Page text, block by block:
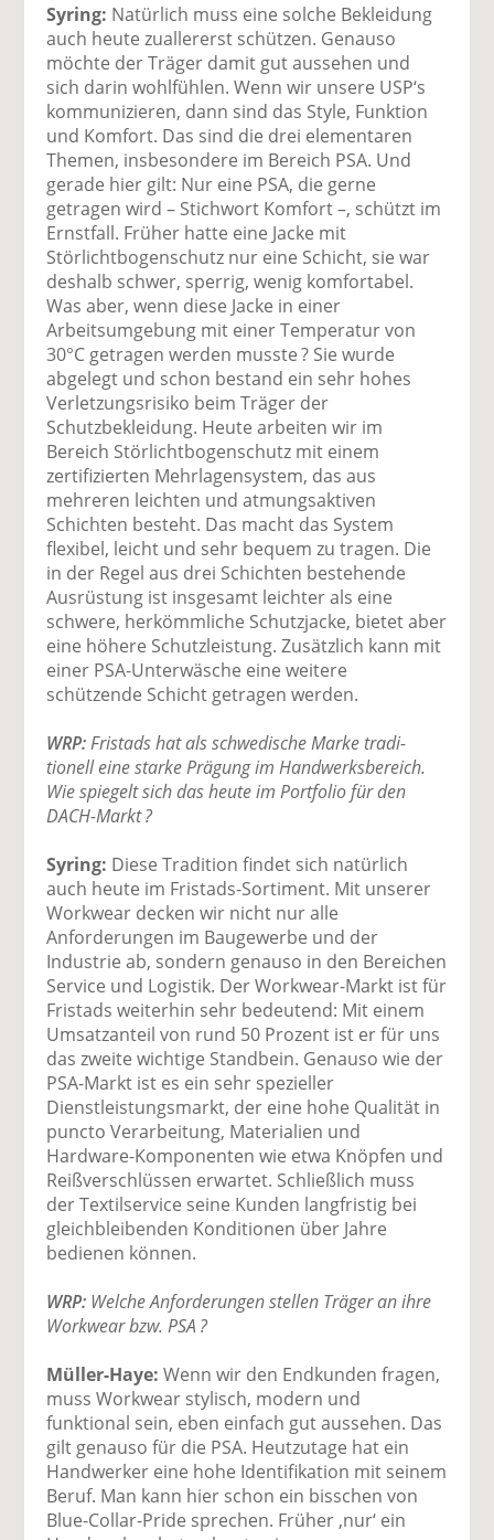
Syring: Natürlich muss eine solche Bekleidung
auch heute zuallererst schützen. Genauso
möchte der Träger damit gut aussehen und
sich darin wohlfühlen. Wenn wir unsere USP‘s
kommunizieren, dann sind das Style, Funktion
und Komfort. Das sind die drei elementaren
Themen, insbesondere im Bereich PSA. Und
gerade hier gilt: Nur eine PSA, die gerne
getragen wird – Stichwort Komfort –, schützt im
Ernstfall. Früher hatte eine Jacke mit
Störlichtbogenschutz nur eine Schicht, sie war
deshalb schwer, sperrig, wenig komfortabel.
Was aber, wenn diese Jacke in einer
Arbeitsumgebung mit einer Temperatur von
30°C getragen werden musste ? Sie wurde
abgelegt und schon bestand ein sehr hohes
Verletzungsrisiko beim Träger der
Schutzbekleidung. Heute arbeiten wir im
Bereich Störlichtbogenschutz mit einem
zertifizierten Mehrlagensystem, das aus
mehreren leichten und atmungsaktiven
Schichten besteht. Das macht das System
flexibel, leicht und sehr bequem zu tragen. Die
in der Regel aus drei Schichten bestehende
Ausrüstung ist insgesamt leichter als eine
schwere, herkömmliche Schutzjacke, bietet aber
eine höhere Schutzleistung. Zusätzlich kann mit
einer PSA-Unterwäsche eine weitere
schützende Schicht getragen werden.
WRP:Fristads hat als schwedische Marke tradi­
tionell eine starke Prägung im Handwerksbereich.
Wie spiegelt sich das heute im Portfolio für den
DACH-Markt ?
Syring: Diese Tradition findet sich natürlich
auch heute im Fristads-Sortiment. Mit unserer
Workwear decken wir nicht nur alle
Anforderungen im Baugewerbe und der
Industrie ab, sondern genauso in den Bereichen
Service und Logistik. Der Workwear-Markt ist für
Fristads weiterhin sehr bedeutend: Mit einem
Umsatzanteil von rund 50 Prozent ist er für uns
das zweite wichtige Standbein. Genauso wie der
PSA-Markt ist es ein sehr spezieller
Dienstleistungsmarkt, der eine hohe Qualität in
puncto Verarbeitung, Materialien und
Hardware-Komponenten wie etwa Knöpfen und
Reißverschlüssen erwartet. Schließlich muss
der Textilservice seine Kunden langfristig bei
gleichbleibenden Konditionen über Jahre
bedienen können.
WRP: Welche Anforderungen stellen Träger an ihre
Workwear bzw. PSA ?
Müller-Haye: Wenn wir den Endkunden fragen,
muss Workwear stylisch, modern und
funktional sein, eben einfach gut aussehen. Das
gilt genauso für die PSA. Heutzutage hat ein
Handwerker eine hohe Identifikation mit seinem
Beruf. Man kann hier schon ein bisschen von
Blue-Collar-Pride sprechen. Früher ‚nur‘ ein